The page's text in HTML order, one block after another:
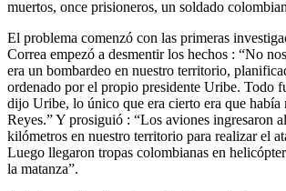
muertos, once prisioneros, un soldado
El problema comenzó con las primeras
Correa empezó a desmentir los hechos : “No
era un bombardeo en nuestro territorio,
ordenado por el propio presidente Uribe. Todo
dijo Uribe, lo único que era cierto era que había
Reyes.” Y prosiguió : “Los aviones ingresaron
kilómetros en nuestro territorio para realizar el
Luego llegaron tropas colombianas en
la matanza”.